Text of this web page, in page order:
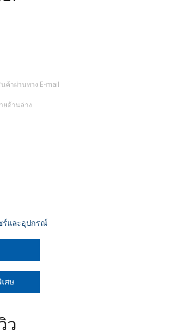
ค้าผ่านทาง E-mail
ยด้านล่าง
ร์และอุปกรณ์
ศษ
ว